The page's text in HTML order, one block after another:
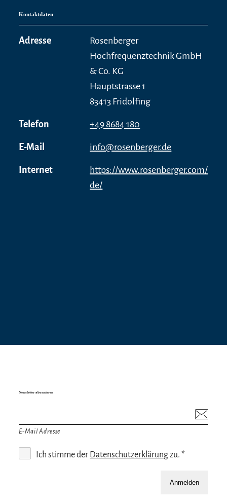
Kontaktdaten
Adresse
Rosenberger
Hochfrequenztechnik GmbH
& Co. KG
Hauptstrasse 1
83413 Fridolfing
Telefon +49 8684 180
E-Mail info@rosenberger.de
Internet
https://www.rosenberger.com/
de/
Newsletter abonnieren
E-Mail Adresse
Ich stimme der Datenschutzerklärungzu. *
Anmelden